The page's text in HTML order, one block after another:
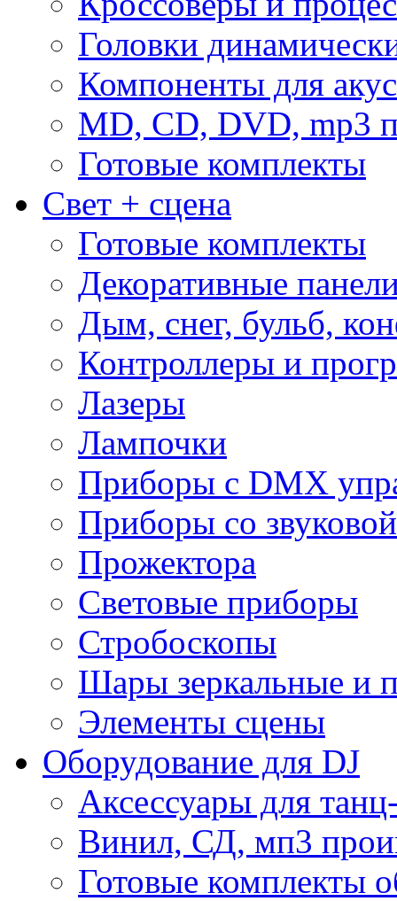
Головки
Компоненты для
MD, CD, DVD, mp3
Готовые комплекты
Свет + сцена
Готовые комплекты
Декоративные
Дым, снег, бульб,
Контроллеры и
Лазеры
Лампочки
Приборы с DMX
Приборы со
Прожектора
Световые приборы
Стробоскопы
Шары зеркальные и
Элементы сцены
Оборудование для DJ
Аксессуары для
Винил, СД, мп3
Готовые комплекты